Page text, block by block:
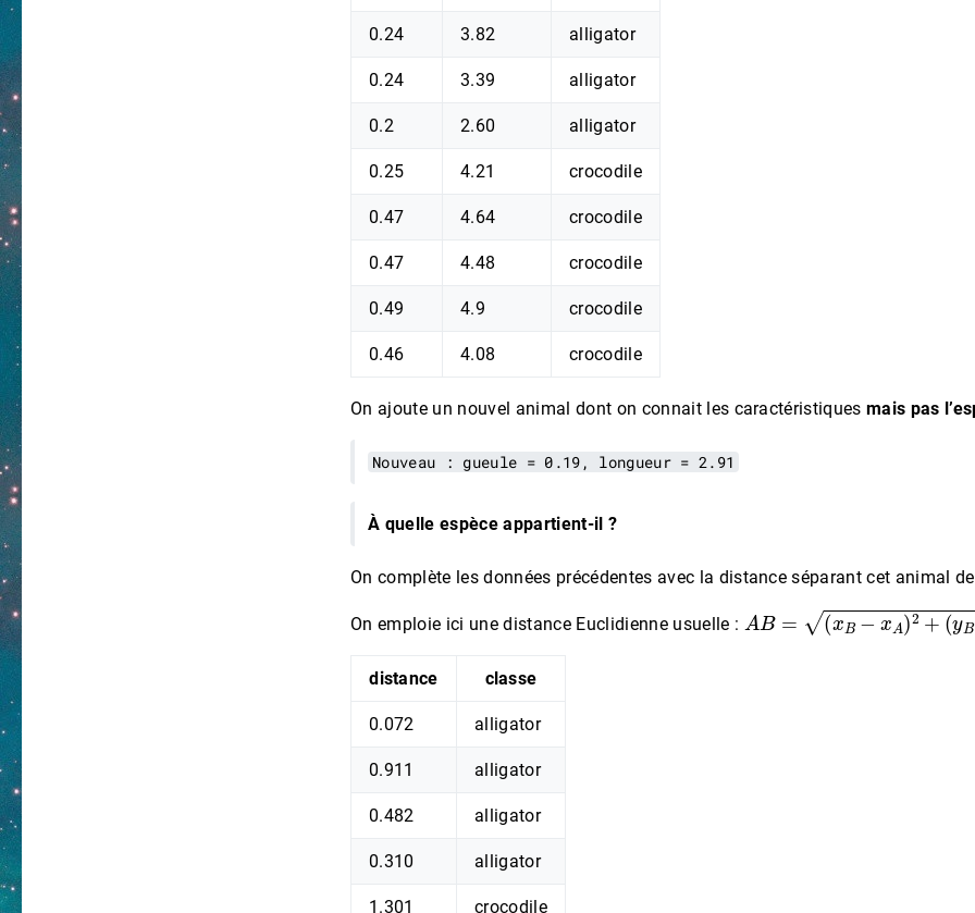
0.24 3.82 alligator
0.24 3.39 alligator
0.2 2.60 alligator
0.25 4.21 crocodile
0.47 4.64 crocodile
0.47 4.48 crocodile
0.49 4.9 crocodile
0.46 4.08 crocodile
On ajoute un nouvel animal dont on connait les caractéristiquesmais pas
Nouveau : gueule = 0.19, longueur = 2.91
À quelle espèce appartient-il ?
On complète les données précédentes avec la distance séparant cet animal
On emploie ici une distance Euclidienne usuelle :
AB= −xA)2+(yB−yA)2
distance classe
0.072 alligator
0.911 alligator
0.482 alligator
0.310 alligator
1.301 crocodile